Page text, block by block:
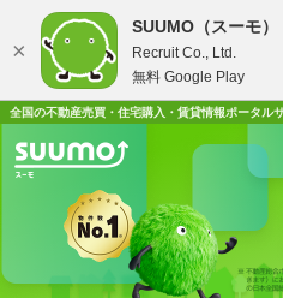
×
SUUMO（スーモ）
Recruit Co., Ltd.
無料 Google Play
全国の不動産売買・住宅購入・賃貸情報ポータル